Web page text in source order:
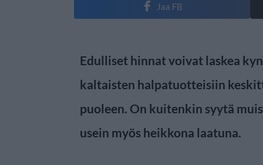
Jaa FB
Edulliset hinnat voivat laskea
kaltaisten halpatuotteisiin
puoleen. On kuitenkin syytä
usein myös heikkona laatuna.